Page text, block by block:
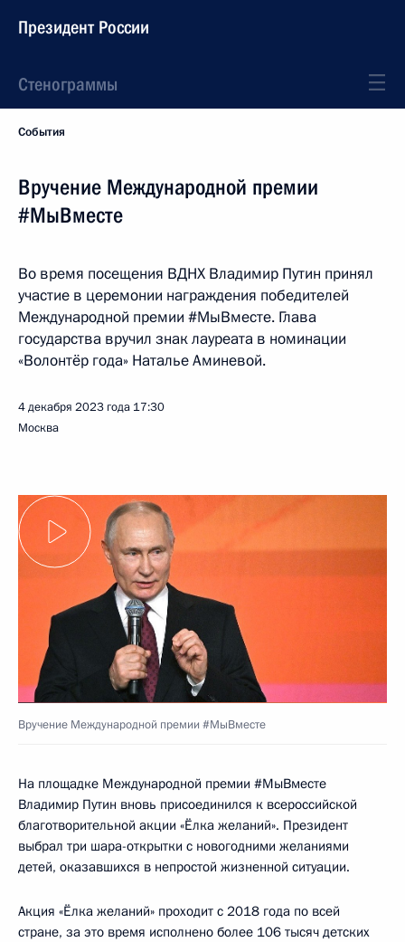
Президент России
Стенограммы
События
Вручение Международной премии
#МыВместе
Во время посещения ВДНХ Владимир Путин принял
участие в церемонии награждения победителей
Международной премии #МыВместе. Глава
государства вручил знак лауреата в номинации
«Волонтёр года» Наталье Аминевой.
4 декабря 2023 года 17:30
Москва
Вручение Международной премии #МыВместе
На площадке Международной премии #МыВместе
Владимир Путин вновь присоединился к всероссийской
благотворительной акции «Ёлка желаний». Президент
выбрал три шара-открытки с новогодними желаниями
детей, оказавшихся в непростой жизненной ситуации.
Акция «Ёлка желаний» проходит с 2018 года по всей
стране, за это время исполнено более 106 тысяч детских